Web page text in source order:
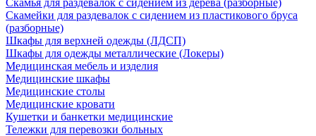
Скамья для раздевалок с сидением из дерева (разборные)
Скамейки для раздевалок с сидением из пластикового бруса
(разборные)
Шкафы для верхней одежды (ЛДСП)
Шкафы для одежды металлические (Локеры)
Медицинская мебель и изделия
Медицинские шкафы
Медицинские столы
Медицинские кровати
Кушетки и банкетки медицинские
Тележки для перевозки больных